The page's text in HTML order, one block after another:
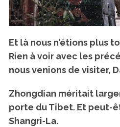
Et là nous n’étions plus
Rien à voir avec les
nous venions de visiter,
Zhongdian méritait
porte du Tibet. Et peut-
Shangri-La.